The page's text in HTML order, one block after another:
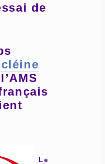
de
Le